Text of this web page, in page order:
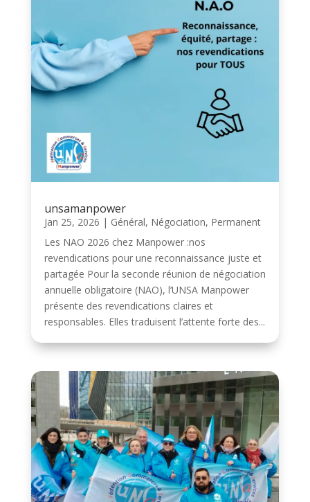
unsamanpower
Jan 25, 2026 | Général, Négociation, Permanent
Les NAO 2026 chez Manpower :nos
revendications pour une reconnaissance juste et
partagée Pour la seconde réunion de négociation
annuelle obligatoire (NAO), l’UNSA Manpower
présente des revendications claires et
responsables. Elles traduisent l’attente forte des...